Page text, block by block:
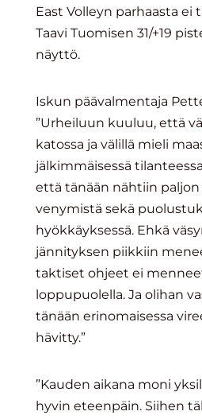
East Volleyn parhaasta ei
Taavi Tuomisen 31/+19
näyttö.
Iskun päävalmentaja
”Urheiluun kuuluu, että
katossa ja välillä mieli
jälkimmäisessä
että tänään nähtiin paljon
venymistä sekä
hyökkäyksessä. Ehkä
jännityksen piikkiin
taktiset ohjeet ei
loppupuolella. Ja olihan
tänään erinomaisessa
hävitty.”
”Kauden aikana moni
hyvin eteenpäin. Siihen